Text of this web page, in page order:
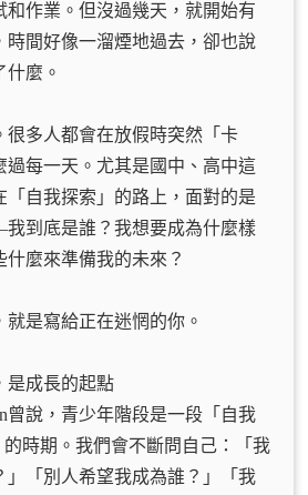
和作業。但沒過幾天，就開始有
時間好像一溜煙地過去，卻也說
麼。
很多人都會在放假時突然「卡
過每一天。尤其是國中、高中這
「自我探索」的路上，面對的是
到底是誰？我想要成為什麼樣
麼來準備我的未來？
是寫給正在迷惘的你。
是成長的起點
曾說，青少年階段是一段「自我
時期。我們會不斷問自己：「我
」「別人希望我成為誰？」「我